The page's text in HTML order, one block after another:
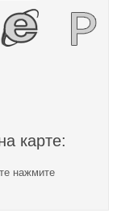
карте:
нажмите